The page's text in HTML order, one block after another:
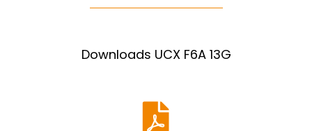
Downloads UCX F6A 13G